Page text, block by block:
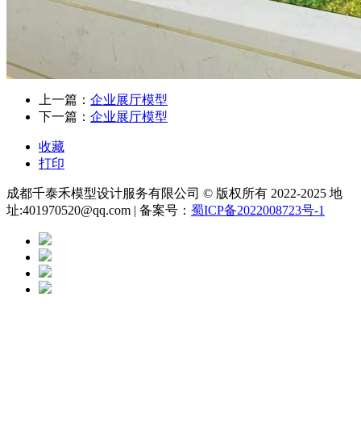
上一篇： 企业展厅模型
下一篇： 企业展厅模型
收藏
打印
成都千泰禾模型设计服务有限公司 © 版权所有 2022-2025 地
址:401970520@qq.com | 备案号： 蜀ICP备2022008723号-1